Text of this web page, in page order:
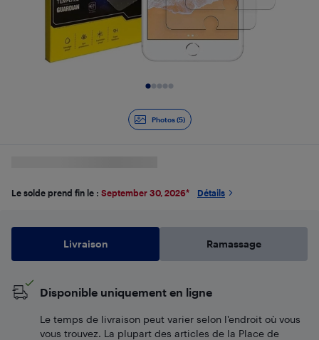
Photos (5)
Le solde prend fin le : September 30, 2026* Détails
Livraison Ramassage
Disponible uniquement en ligne
Le temps de livraison peut varier selon l'endroit où vous
vous trouvez. La plupart des articles de la Place de